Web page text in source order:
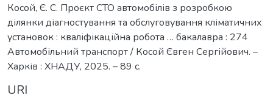
Косой, Є. С. Проєкт СТО автомобілів з розробкою
ділянки діагностування та обслуговування кліматичних
установок : кваліфікаційна робота … бакалавра : 274
Автомобільний транспорт / Косой Євген Сергійович. –
Харків : ХНАДУ, 2025. – 89 с.
URI